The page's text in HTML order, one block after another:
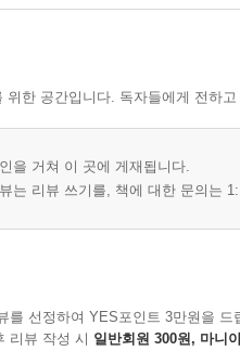
위한 공간입니다. 독자들에게 전하
을 거쳐 이 곳에 게재됩니다.
는 리뷰 쓰기를, 책에 대한 문의는
를 선정하여 YES포인트 3만원을 드
리뷰 작성 시 일반회원 300원, 마니